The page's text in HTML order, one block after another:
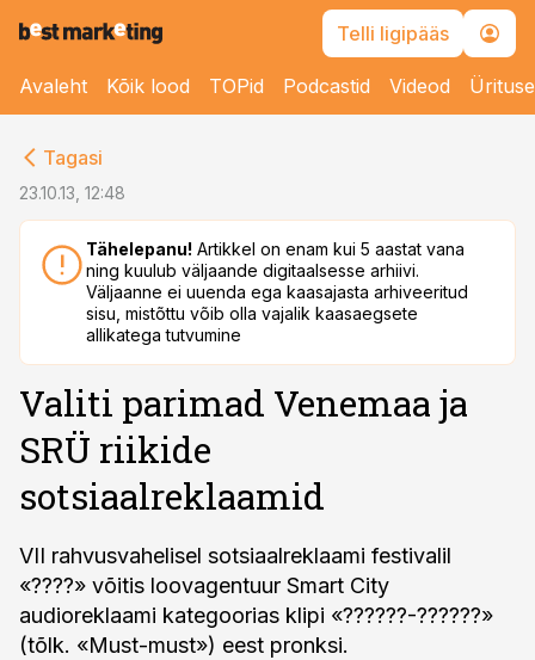
Telli ligipääs
Avaleht Kõik lood TOPid Podcastid Videod
Tagasi
23.10.13, 12:48
Tähelepanu! Artikkel on enam kui 5 aastat vana
ning kuulub väljaande digitaalsesse arhiivi.
Väljaanne ei uuenda ega kaasajasta arhiveeritud
sisu, mistõttu võib olla vajalik kaasaegsete
allikatega tutvumine
Valiti parimad Venemaa ja
SRÜ riikide
sotsiaalreklaamid
VII rahvusvahelisel sotsiaalreklaami festivalil
«????» võitis loovagentuur Smart City
audioreklaami kategoorias klipi «??????-??????»
(tõlk. «Must-must») eest pronksi.